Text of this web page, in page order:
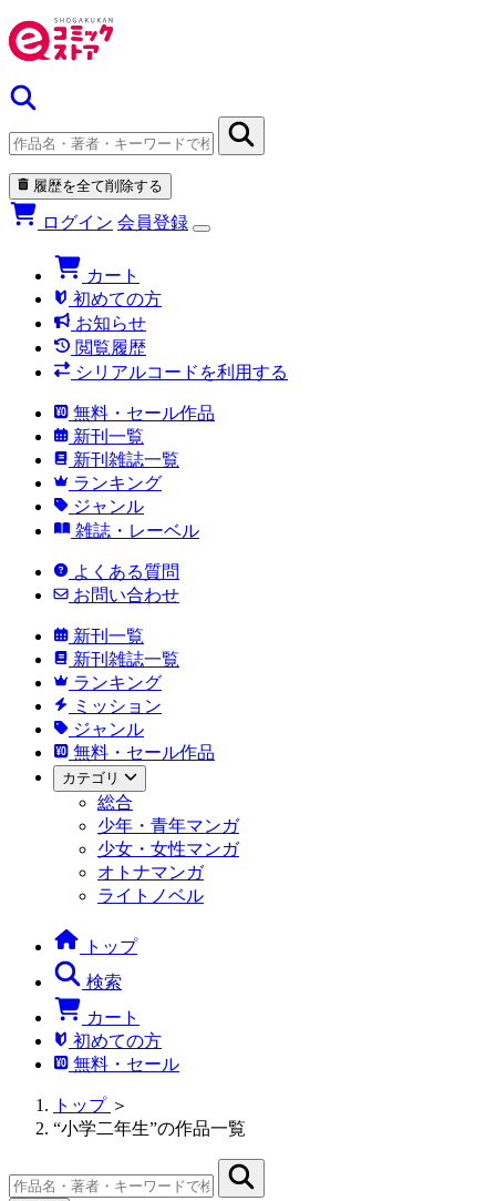
履歴を全て削除する
ログイン 会員登録
カート
初めての方
お知らせ
閲覧履歴
シリアルコードを利用する
無料・セール作品
新刊一覧
新刊雑誌一覧
ランキング
ジャンル
雑誌・レーベル
よくある質問
お問い合わせ
新刊一覧
新刊雑誌一覧
ランキング
ミッション
ジャンル
無料・セール作品
カテゴリ
総合
少年・青年マンガ
少女・女性マンガ
オトナマンガ
ライトノベル
トップ
検索
カート
初めての方
無料・セール
トップ ＞
“小学二年生”の作品一覧